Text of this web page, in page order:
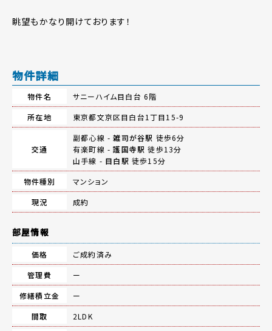
眺望もかなり開けております！
物件詳細
物件名
サニーハイム目白台 6階
所在地
東京都文京区目白台1丁目15-9
交通
副都心線 -雑司が谷駅 徒歩6分
有楽町線 -護国寺駅 徒歩13分
山手線 - 目白駅 徒歩15分
物件種別
マンション
現況
成約
部屋情報
価格
ご成約済み
管理費
ー
修繕積立金
ー
間取
2LDK